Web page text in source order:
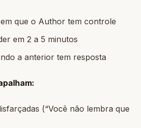
que o Author tem controle
em 2 a 5 minutos
a anterior tem resposta
(“Você não lembra que